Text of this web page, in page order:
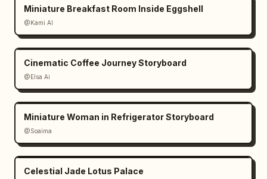
Miniature Breakfast Room Inside Eggshell
@Kami AI
Cinematic Coffee Journey Storyboard
@Elsa Ai
Miniature Woman in Refrigerator Storyboard
@Soaima
Celestial Jade Lotus Palace